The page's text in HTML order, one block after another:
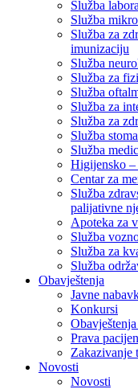
Služba
Služba
Služba za
imunizaciju
Služba
Služba za
Služba
Služba za
Služba za
Služba
Služba
Higijensko –
Centar za
Služba
palijativne
Apoteka za
Služba
Služba za
Služba
Obavještenja
Javne
Konkursi
Prava
Zakazivanje
Novosti
Novosti